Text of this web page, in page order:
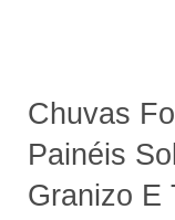
Chuvas
Painéis
Granizo E